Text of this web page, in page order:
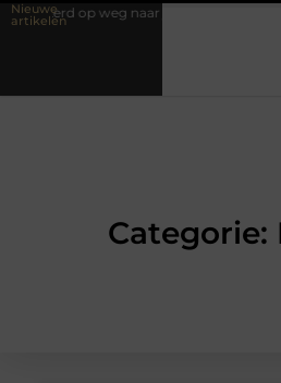
Nieuwe
artikelen
op weg naar je theorie-examen
Categorie: